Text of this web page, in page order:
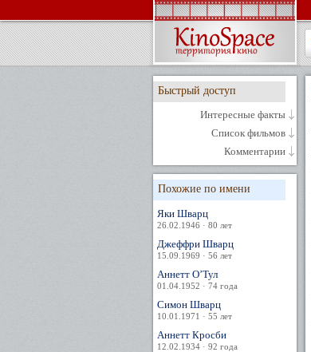
Быстрый доступ
Интересные факты
Список фильмов
Комментарии
Похожие по имени
Яки Шварц
26.02.1946 · 80 лет
Джеффри Шварц
15.09.1969 · 56 лет
Аннетт О’Тул
01.04.1952 · 74 года
Симон Шварц
10.01.1971 · 55 лет
Аннетт Кросби
12.02.1934 · 92 года